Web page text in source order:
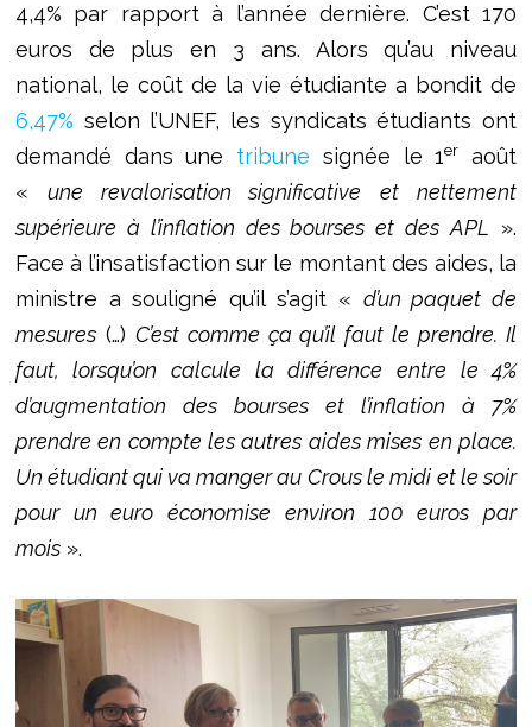
4,4% par rapport à l’année dernière. C’est 170
euros de plus en 3 ans. Alors qu’au niveau
national, le coût de la vie étudiante a bondit de
6,47% selon l’UNEF, les syndicats étudiants ont
demandé dans une tribune signée le 1er
août
« une revalorisation significative
et nettement
supérieure à l’inflation des bourses et des APL ».
Face à l’insatisfaction sur le montant des aides, la
ministre a souligné qu’il s’agit « d’un paquet de
mesures(…) C’est comme ça qu’il faut le prendre. Il
faut, lorsqu’on calcule la différence entre le 4%
d’augmentation des bourses et l’inflation à 7%
prendre en compte les autres aides mises en place.
Un étudiant qui va manger au Crous le midi et le soir
pour un euro économise environ 100 euros par
mois».